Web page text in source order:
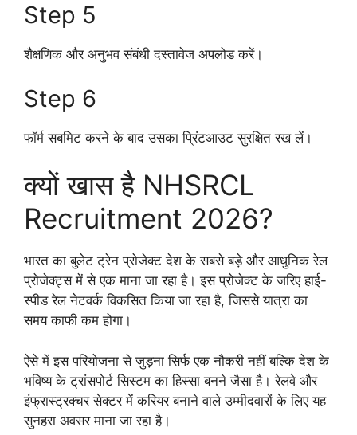
Step 5
शैक्षणिक और अनुभव संबंधी दस्तावेज अपलोड करें।
Step 6
फॉर्म सबमिट करने के बाद उसका प्रिंटआउट सुरक्षित रख लें।
क्यों खास है NHSRCL
Recruitment 2026?
भारत का बुलेट ट्रेन प्रोजेक्ट देश के सबसे बड़े और आधुनिक रेल
प्रोजेक्ट्स में से एक माना जा रहा है। इस प्रोजेक्ट के जरिए हाई-
स्पीड रेल नेटवर्क विकसित किया जा रहा है, जिससे यात्रा का
समय काफी कम होगा।
ऐसे में इस परियोजना से जुड़ना सिर्फ एक नौकरी नहीं बल्कि देश के
भविष्य के ट्रांसपोर्ट सिस्टम का हिस्सा बनने जैसा है। रेलवे और
इंफ्रास्ट्रक्चर सेक्टर में करियर बनाने वाले उम्मीदवारों के लिए यह
सुनहरा अवसर माना जा रहा है।